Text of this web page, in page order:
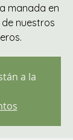
manada en
nuestros
a la